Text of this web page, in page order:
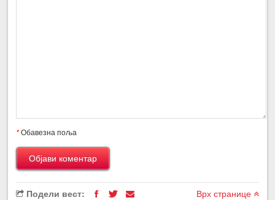
*Обавезна поља
Подели вест: Врх странице